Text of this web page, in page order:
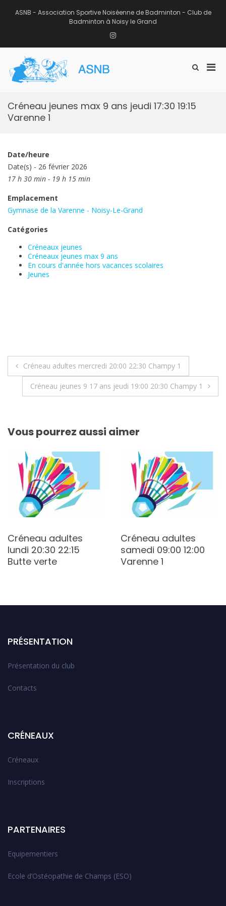
ASNB - Association Sportive Noiséenne de Badminton - Club de
Badminton à Noisy le Grand
Instagram
Afficher
recherche
Créneau jeunes max 9 ans jeudi 17:30 19:15
Varenne 1
Date/heure
Date(s) - 26 février 2026
17 h 30 min - 19 h 15 min
Emplacement
Gymnase de la Varenne - Noisy-Le-Grand
Catégories
Créneaux jeunes
Créneaux jeunes max 9 ans
En cours d'année hors vacances scolaires
Jeunes
Navigation
Créneau adultes mercredi 20:00 22:30 Champy 1
Créneau jeunes 9 17 ans jeudi 19:00 20:30 Champy 1
Vous pourrez aussi aimer
Créneau adultes
lundi 20:30 22:15
Butte verte
Créneau adultes
samedi 09:00 12:00
Varenne 1
PRÉSENTATION
Présentation du club
Contacts
CRÉNEAUX
Créneaux
Inscriptions
PARTENAIRES
Equipementiers
Ecole d’Ostéopathie de Champs (ESO)